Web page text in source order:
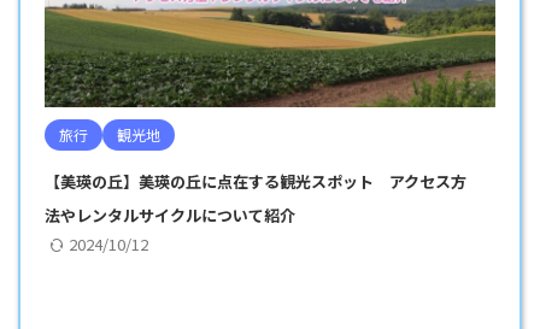
旅行 観光地
【美瑛の丘】美瑛の丘に点在する観光スポット アクセス方
法やレンタルサイクルについて紹介
2024/10/12